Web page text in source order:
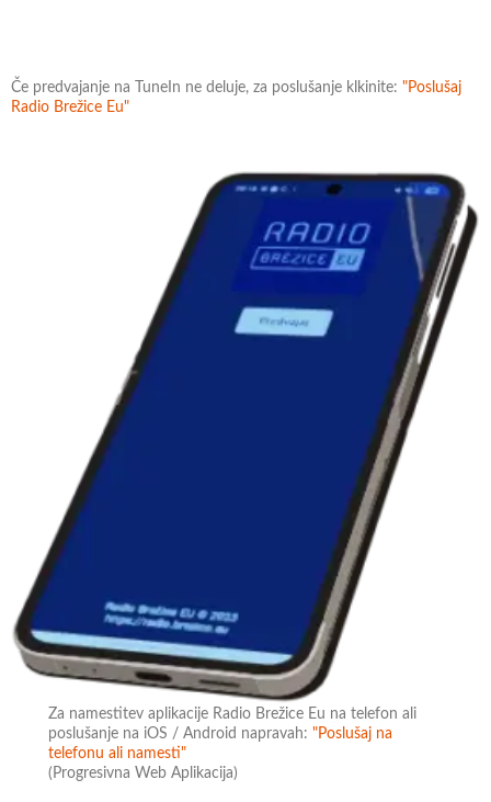
Če predvajanje na TuneIn ne deluje, za poslušanje klkinite: "Poslušaj
Radio Brežice Eu"
Za namestitev aplikacije Radio Brežice Eu na telefon ali
poslušanje na iOS / Android napravah:"Poslušaj na
telefonu ali namesti"
(Progresivna Web Aplikacija)